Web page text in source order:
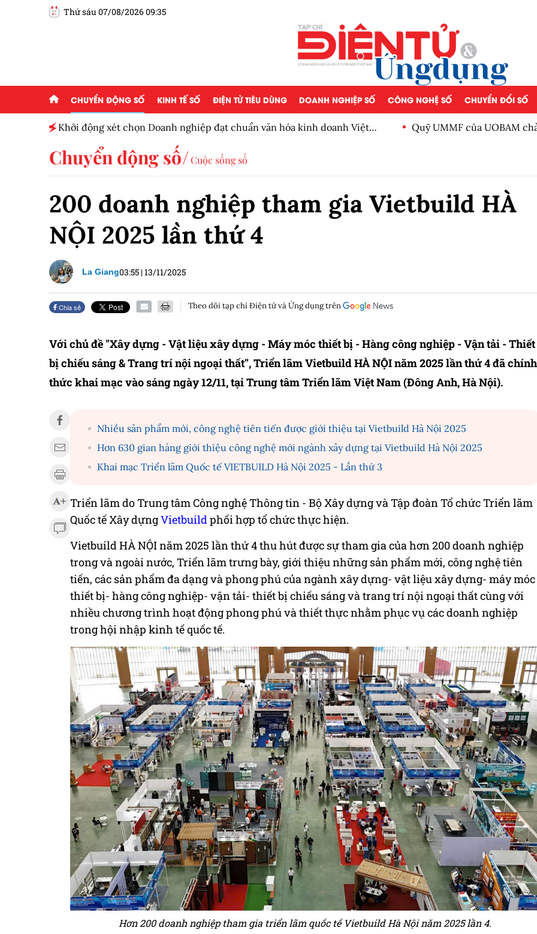
Thứ sáu 07/08/2026 09:35
CHUYỂN ĐỘNG SỐ KINH TẾ SỐ ĐIỆN TỬ TIÊU DÙNG DOANH NGHIỆP SỐ CÔNG NGHỆ SỐ CHUYỂN ĐỔI SỐ
Khởi động xét chọn Doanh nghiệp đạt chuẩn văn hóa kinh doanh Việt
Quỹ UMMF của UOBAM
Chuyển động số Cuộc sống số
200 doanh nghiệp tham gia Vietbuild HÀ
NỘI 2025 lần thứ 4
La Giang03:55 |13/11/2025
Chia sẻ Theo dõi tạp chí Điện tử và Ứng dụng trên
Với chủ đề "Xây dựng - Vật liệu xây dựng - Máy móc thiết bị - Hàng công nghiệp - Vận tải - Thiết
bị chiếu sáng & Trang trí nội ngoại thất", Triển lãm Vietbuild HÀ NỘI năm 2025 lần thứ 4 đã chính
thức khai mạc vào sáng ngày 12/11, tại Trung tâm Triển lãm Việt Nam (Đông Anh, Hà Nội).
Nhiều sản phẩm mới, công nghệ tiên tiến được giới thiệu tại Vietbuild Hà Nội 2025
Hơn 630 gian hàng giới thiệu công nghệ mới ngành xây dựng tại Vietbuild Hà Nội 2025
Khai mạc Triển lãm Quốc tế VIETBUILD Hà Nội 2025 - Lần thứ 3
Triển lãm do Trung tâm Công nghệ Thông tin - Bộ Xây dựng và Tập đoàn Tổ chức Triển lãm
Quốc tế Xây dựngVietbuildphối hợp tổ chức thực hiện.
Vietbuild HÀ NỘI năm 2025 lần thứ 4 thu hút được sự tham gia của hơn 200 doanh nghiệp
trong và ngoài nước, Triển lãm trưng bày, giới thiệu những sản phẩm mới, công nghệ tiên
tiến, các sản phẩm đa dạng và phong phú của ngành xây dựng- vật liệu xây dựng- máy móc
thiết bị- hàng công nghiệp- vận tải- thiết bị chiếu sáng và trang trí nội ngoại thất cùng với
nhiều chương trình hoạt động phong phú và thiết thực nhằm phục vụ các doanh nghiệp
trong hội nhập kinh tế quốc tế.
Hơn 200 doanh nghiệp tham gia triển lãm quốc tế Vietbuild Hà Nội năm 2025 lần 4.